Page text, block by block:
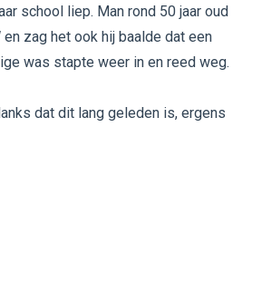
school liep. Man rond 50 jaar oud
zag het ook hij baalde dat een
was stapte weer in en reed weg.
dat dit lang geleden is, ergens